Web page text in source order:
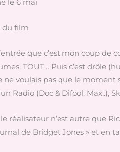
le 6 mai
du film
que c’est mon coup
TOUT… Puis c’est drôle
voulais pas que le moment
Radio (Doc & Difool, Max..),
réalisateur n’est autre que
de Bridget Jones » et en